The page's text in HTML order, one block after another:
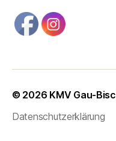
© 2026 KMV Gau-
Datenschutzerklärung